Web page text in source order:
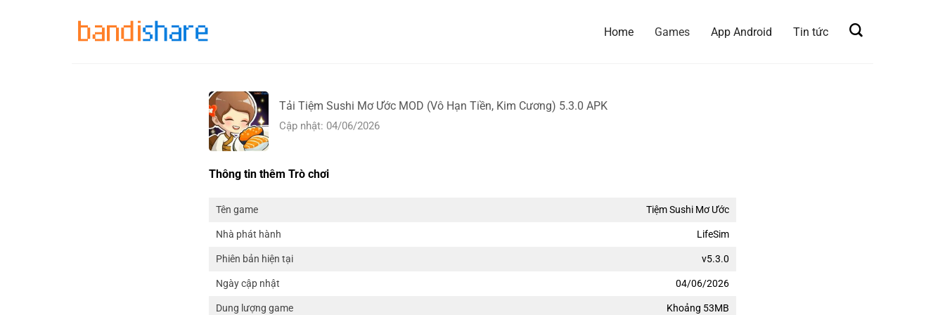
Home Games App Android Tin tức
Tải Tiệm Sushi Mơ Ước MOD (Vô Hạn Tiền, Kim Cương) 5.3.0 APK
Cập nhật: 04/06/2026
Thông tin thêm Trò chơi
Tên game Tiệm Sushi Mơ Ước
Nhà phát hành LifeSim
Phiên bản hiện tại v5.3.0
Ngày cập nhật 04/06/2026
Dung lượng game Khoảng 53MB